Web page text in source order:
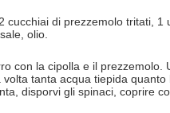
di prezzemolo tritati, 1
olio.
con la cipolla e il prezzemolo.
tanta acqua tiepida
disporvi gli spinaci, coprire